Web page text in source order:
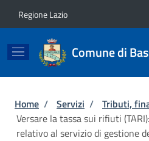
Regione Lazio
Comune di
Briciole di pane
Home / Servizi / Tributi,
Versare la tassa sui rifiuti
relativo al servizio di gestione